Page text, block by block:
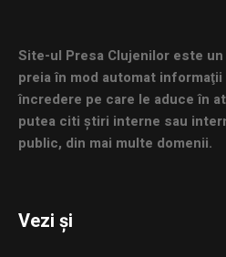
Site-ul Presa Clujenilor este
preia în mod automat
încredere pe care le aduce în
putea citi ştiri interne sau
public, din mai multe domenii.
Vezi și